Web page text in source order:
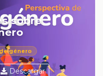
sobre
género
Descargar